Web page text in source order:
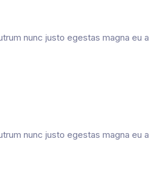
nunc justo egestas magna eu
nunc justo egestas magna eu